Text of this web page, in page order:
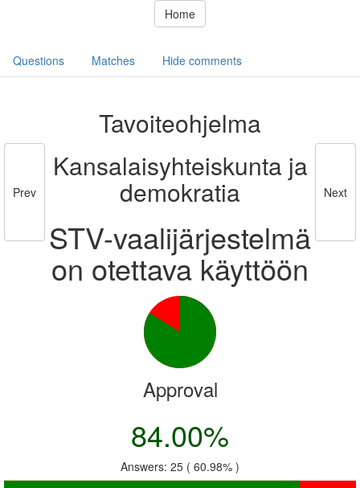
Home
Questions Matches Hide comments
Prev
Tavoiteohjelma
Kansalaisyhteiskunta ja
demokratia
STV-vaalijärjestelmä
on otettava käyttöön
Next
Approval
84.00%
Answers: 25 ( 60.98% )